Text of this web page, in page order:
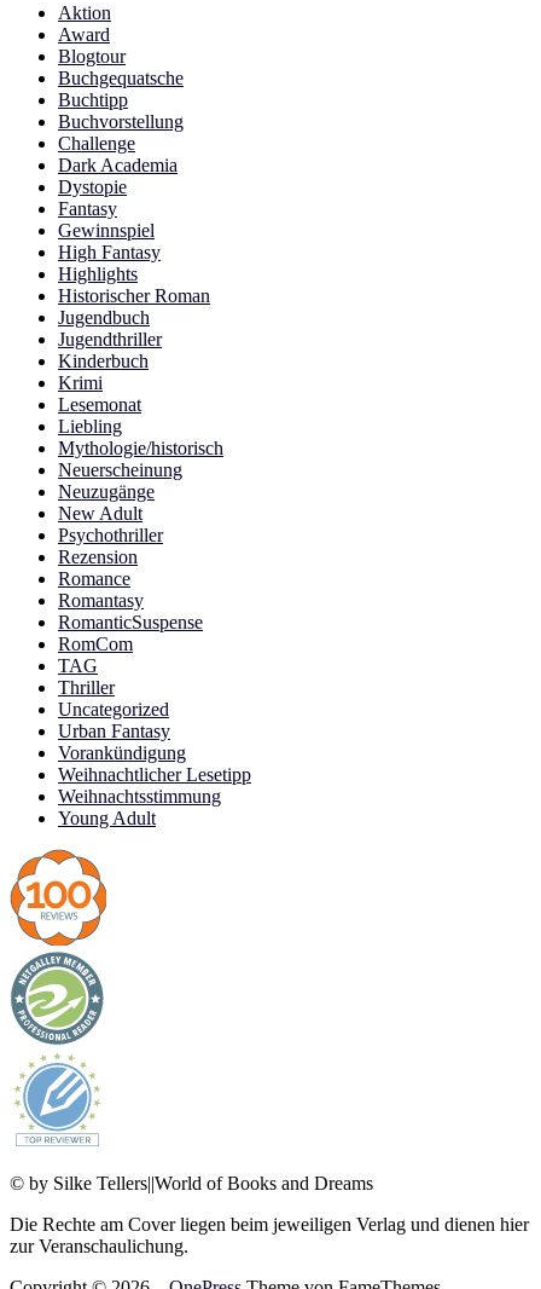
Aktion
Award
Blogtour
Buchgequatsche
Buchtipp
Buchvorstellung
Challenge
Dark Academia
Dystopie
Fantasy
Gewinnspiel
High Fantasy
Highlights
Historischer Roman
Jugendbuch
Jugendthriller
Kinderbuch
Krimi
Lesemonat
Liebling
Mythologie/historisch
Neuerscheinung
Neuzugänge
New Adult
Psychothriller
Rezension
Romance
Romantasy
RomanticSuspense
RomCom
TAG
Thriller
Uncategorized
Urban Fantasy
Vorankündigung
Weihnachtlicher Lesetipp
Weihnachtsstimmung
Young Adult
© by Silke Tellers||World of Books and Dreams
Die Rechte am Cover liegen beim jeweiligen Verlag und dienen hier
zur Veranschaulichung.